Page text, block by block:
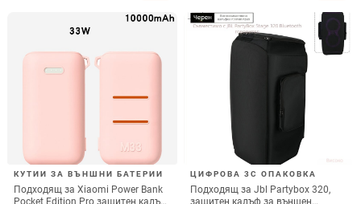
КУТИИ ЗА ВЪНШНИ БАТЕРИИ
Подходящ за Xiaomi Power Bank
ЦИФРОВА 3C ОПАКОВКА
Подходящ за Jbl Partybox 320,